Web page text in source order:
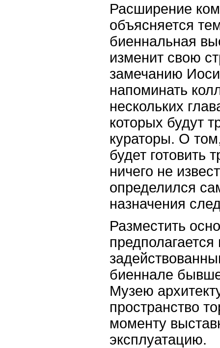
Расширение
объясняется
биеннальная
изменит свою
замечанию
напоминать
нескольких
которых будут
кураторы. О
будет готовить
ничего не
определился
назначения
Разместить
биеннале
Музею
пространство
моменту
эксплуатацию.